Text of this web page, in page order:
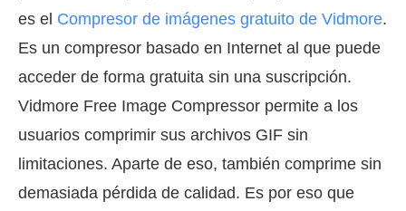
es el Compresor de imágenes gratuito de Vidmore.
Es un compresor basado en Internet al que puede
acceder de forma gratuita sin una suscripción.
Vidmore Free Image Compressor permite a los
usuarios comprimir sus archivos GIF sin
limitaciones. Aparte de eso, también comprime sin
demasiada pérdida de calidad. Es por eso que